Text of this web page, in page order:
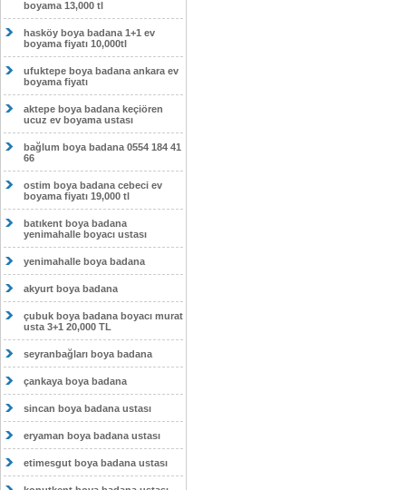
boyama 13,000 tl
hasköy boya badana 1+1 ev
boyama fiyatı 10,000tl
ufuktepe boya badana ankara ev
boyama fiyatı
aktepe boya badana keçiören
ucuz ev boyama ustası
bağlum boya badana 0554 184 41
66
ostim boya badana cebeci ev
boyama fiyatı 19,000 tl
batıkent boya badana
yenimahalle boyacı ustası
yenimahalle boya badana
akyurt boya badana
çubuk boya badana boyacı murat
usta 3+1 20,000 TL
seyranbağları boya badana
çankaya boya badana
sincan boya badana ustası
eryaman boya badana ustası
etimesgut boya badana ustası